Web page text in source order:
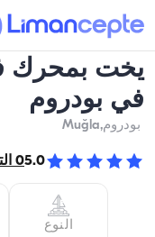
في بودروم
بودروم,Muğla
5.0
0
النوع